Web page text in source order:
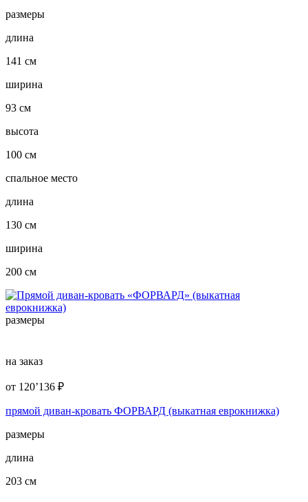
размеры
длина
141 см
ширина
93 см
высота
100 см
спальное место
длина
130 см
ширина
200 см
размеры
на заказ
от 120’136 ₽
прямой диван-кровать ФОРВАРД (выкатная еврокнижка)
размеры
длина
203 см